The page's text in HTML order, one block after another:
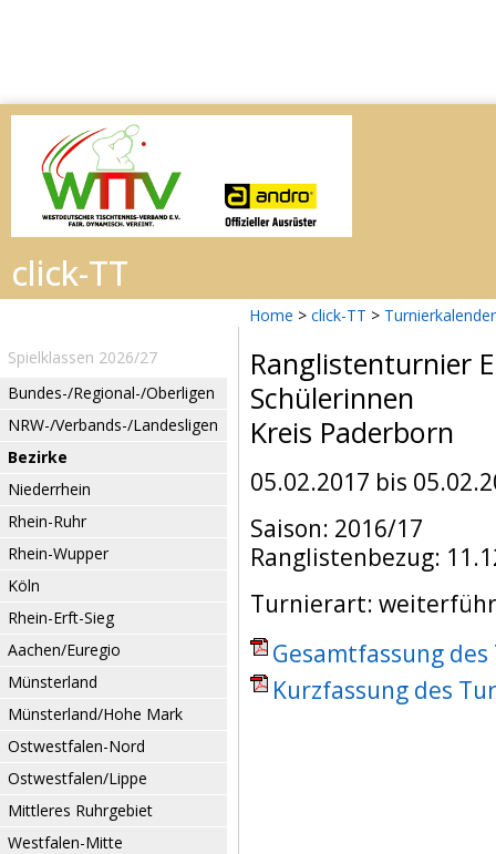
Home > click-TT > Turnierkalender
Spielklassen 2026/27
Bundes-/Regional-/Oberligen
NRW-/Verbands-/Landesligen
Bezirke
Niederrhein
Rhein-Ruhr
Rhein-Wupper
Köln
Rhein-Erft-Sieg
Aachen/Euregio
Münsterland
Münsterland/Hohe Mark
Ostwestfalen-Nord
Ostwestfalen/Lippe
Mittleres Ruhrgebiet
Westfalen-Mitte
Ranglistenturnier
Schülerinnen
Kreis Paderborn
05.02.2017 bis
Saison: 2016/17
Ranglistenbezug:
Turnierart:
Gesamtfassung
Kurzfassung des